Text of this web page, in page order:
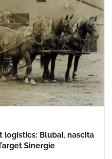
logistics: Blubai, nascita
Sinergie